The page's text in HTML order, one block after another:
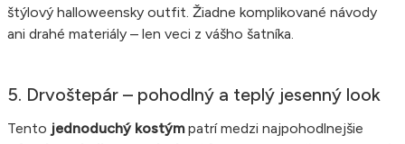
štýlový halloweensky outfit. Žiadne komplikované návody
ani drahé materiály – len veci z vášho šatníka.
5. Drvoštepár – pohodlný a teplý jesenný look
Tento jednoduchý kostýmpatrí medzi najpohodlnejšie